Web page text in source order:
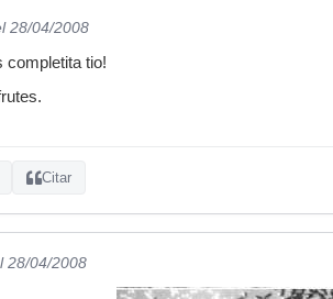
28/04/2008
completita tio!
Citar
28/04/2008